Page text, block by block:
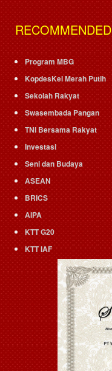
RECOMMENDED
Program MBG
KopdesKel Merah Putih
Sekolah Rakyat
Swasembada Pangan
TNI Bersama Rakyat
Investasi
Seni dan Budaya
ASEAN
BRICS
AIPA
KTT G20
KTT IAF